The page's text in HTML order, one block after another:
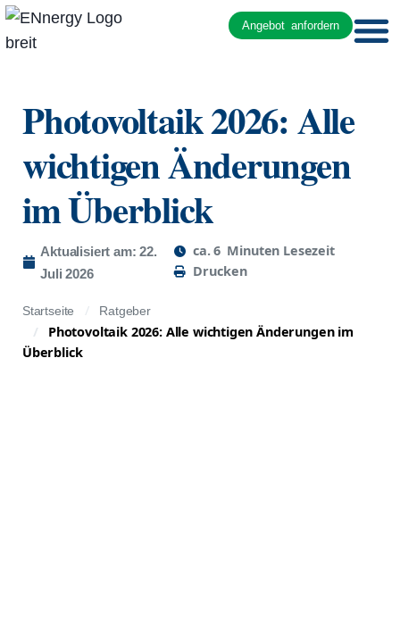
Angebot anfordern
Photovoltaik 2026: Alle
wichtigen Änderungen
im Überblick
Aktualisiert am: 22.
Juli 2026
ca.6 Minuten Lesezeit
Drucken
Startseite Ratgeber
Photovoltaik 2026: Alle wichtigen Änderungen im
Überblick